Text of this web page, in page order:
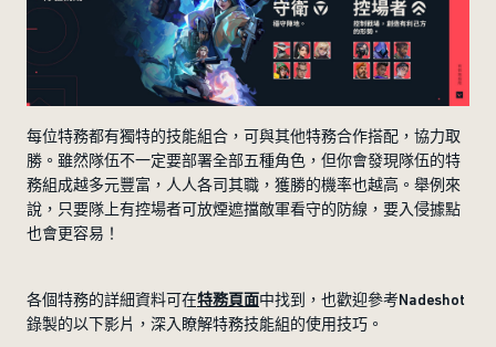
每位特務都有獨特的技能組合，可與其他特務合作搭配，協力取
勝。雖然隊伍不一定要部署全部五種角色，但你會發現隊伍的特
務組成越多元豐富，人人各司其職，獲勝的機率也越高。舉例來
說，只要隊上有控場者可放煙遮擋敵軍看守的防線，要入侵據點
也會更容易！
各個特務的詳細資料可在特務頁面中找到，也歡迎參考Nadeshot
錄製的以下影片，深入瞭解特務技能組的使用技巧。